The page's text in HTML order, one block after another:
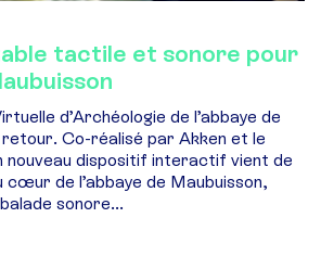
tactile et sonore pour
d’Archéologie de l’abbaye de
Co-réalisé par Akken et le
nouveau dispositif interactif vient de
de l’abbaye de Maubuisson,
sonore...